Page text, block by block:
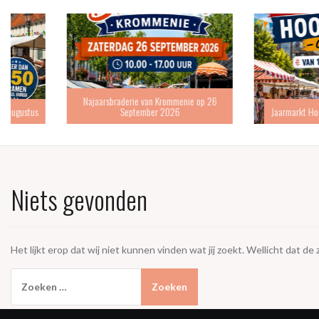
Najaarsbraderie van Krommenie op 26
September 2026 Jaarmarkt Hoofddorp 6
Niets gevonden
Het lijkt erop dat wij niet kunnen vinden wat jij zoekt. Wellicht dat de
naar: